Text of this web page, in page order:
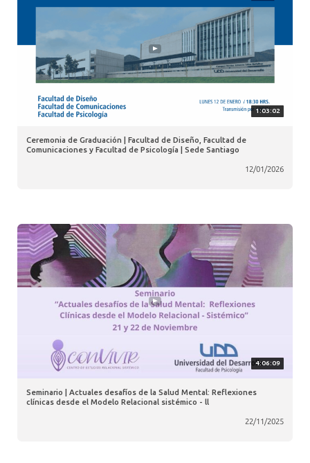
1:03:02
Ceremonia de Graduación | Facultad de Diseño, Facultad de
Comunicaciones y Facultad de Psicología | Sede Santiago
12/01/2026
4:06:09
Seminario | Actuales desafíos de la Salud Mental: Reflexiones
clínicas desde el Modelo Relacional sistémico - ll
22/11/2025